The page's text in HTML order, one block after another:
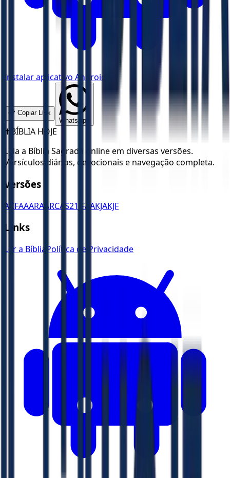
Instalar aplicativo Android
📋 Copiar Link
WhatsApp
✝️ BÍBLIA HOJE
Leia a Bíblia Sagrada online em diversas versões.
Versículos diários, devocionais e navegação completa.
Versões
ACFAAARA ARCAS21 JFAAKJAKJF
Links
Ler a Bíblia Política de Privacidade